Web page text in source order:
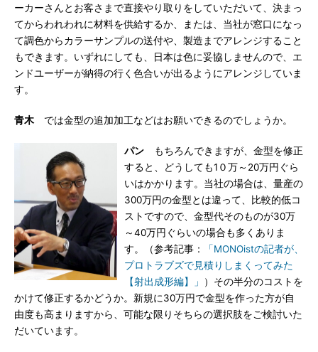
ーカーさんとお客さまで直接やり取りをしていただいて、決まっ
てからわれわれに材料を供給するか、または、当社が窓口になっ
て調色からカラーサンプルの送付や、製造までアレンジすること
もできます。いずれにしても、日本は色に妥協しませんので、エ
ンドユーザーが納得の行く色合いが出るようにアレンジしていま
す。
青木 では金型の追加加工などはお願いできるのでしょうか。
パン もちろんできますが、金型を修正
すると、どうしても1０万～20万円ぐら
いはかかります。当社の場合は、量産の
300万円の金型とは違って、比較的低コ
ストですので、金型代そのものが30万
～40万円ぐらいの場合も多くありま
す。（参考記事：
「MONOistの記者が、
プロトラブズで見積りしまくってみた
【射出成形編】」
）その半分のコストを
かけて修正するかどうか。新規に30万円で金型を作った方が自
由度も高まりますから、可能な限りそちらの選択肢をご検討いた
だいています。